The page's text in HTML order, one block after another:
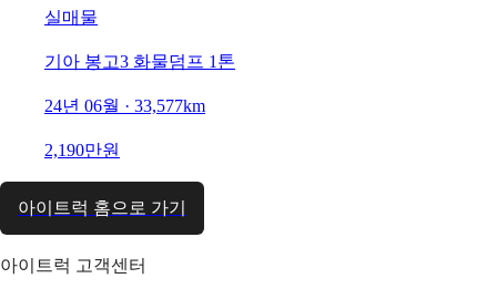
실매물
기아 봉고3 화물덤프 1톤
24년 06월 · 33,577km
2,190만원
아이트럭 홈으로 가기
아이트럭 고객센터